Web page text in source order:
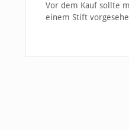
Vor dem Kauf sollte
einem Stift